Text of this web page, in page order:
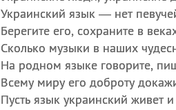
Украинский язык — нет
Берегите его, сохраните в
Сколько музыки в наших
На родном языке говорите,
Всему миру его доброту
Пусть язык украинский живет и